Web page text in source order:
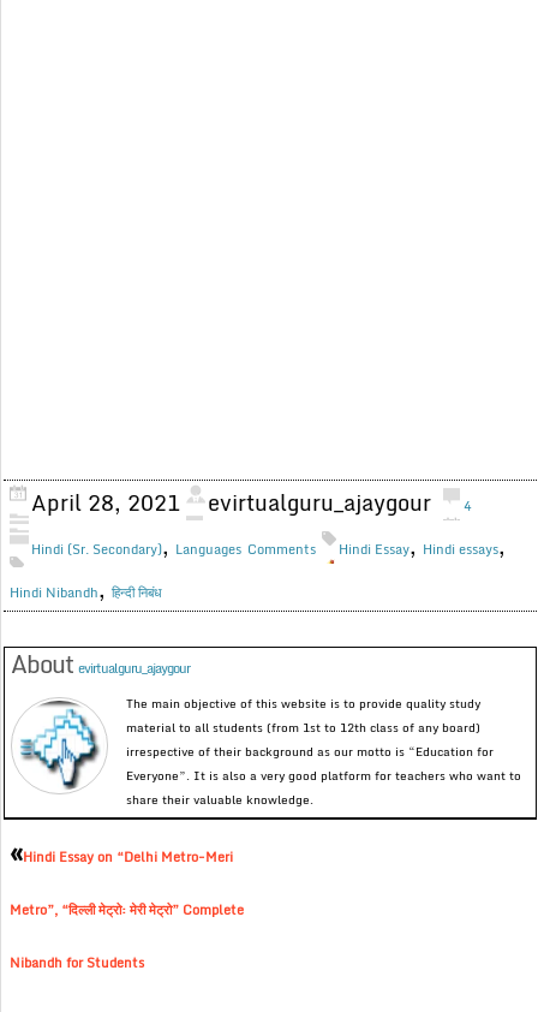
April 28, 2021 evirtualguru_ajaygour
Hindi (Sr. Secondary), Languages
4
Comments
Hindi Essay, Hindi essays,
Hindi Nibandh,हिन्दी निबंध
Aboutevirtualguru_ajaygour
The main objective of this website is to provide quality study
material to all students (from 1st to 12th class of any board)
irrespective of their background as our motto is “Education for
Everyone”. It is also a very good platform for teachers who want to
share their valuable knowledge.
«Hindi Essay on “Delhi Metro-Meri
Metro”, “दिल्ली मेट्रो: मेरी मेट्रो” Complete
Nibandh for Students